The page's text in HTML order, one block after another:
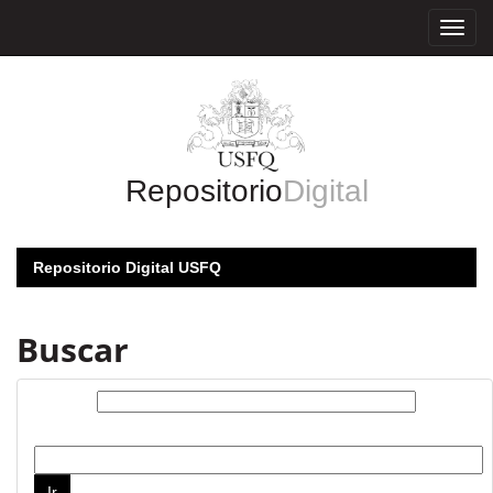
RepositorioDigital
Repositorio Digital USFQ
Buscar